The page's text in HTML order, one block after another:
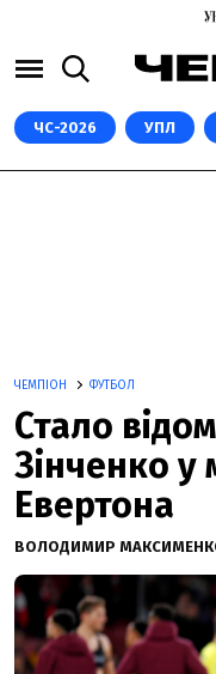
ЧС-2026 УПЛ
ЧЕМПІОН ФУТБОЛ
Стало
Зінченко у
Евертона
ВОЛОДИМИР